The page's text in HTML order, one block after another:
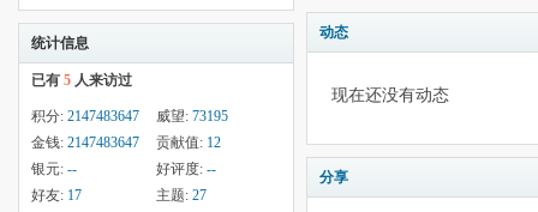
统计信息
已有 5 人来访过
积分: 2147483647 威望: 73195
金钱: 2147483647 贡献值: 12
银元: -- 好评度: --
好友: 17 主题: 27
动态
现在还没有动态
分享